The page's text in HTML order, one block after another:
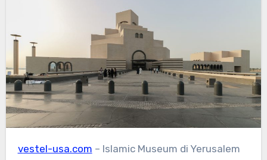
vestel-usa.com – Islamic Museum di Yerusalem